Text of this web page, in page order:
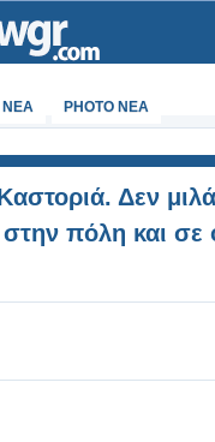
NEA PHOTO NEA
Δεν
πόλη και σε